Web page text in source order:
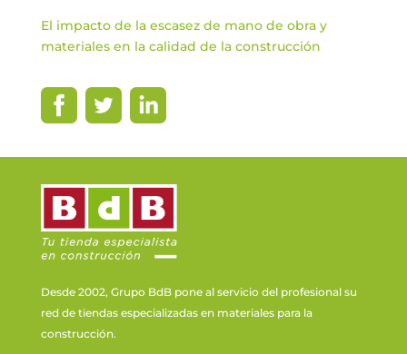
El impacto de la escasez de mano de obra y
materiales en la calidad de la construcción
Desde 2002, Grupo BdB pone al servicio del profesional su
red de tiendas especializadas en materiales para la
construcción.